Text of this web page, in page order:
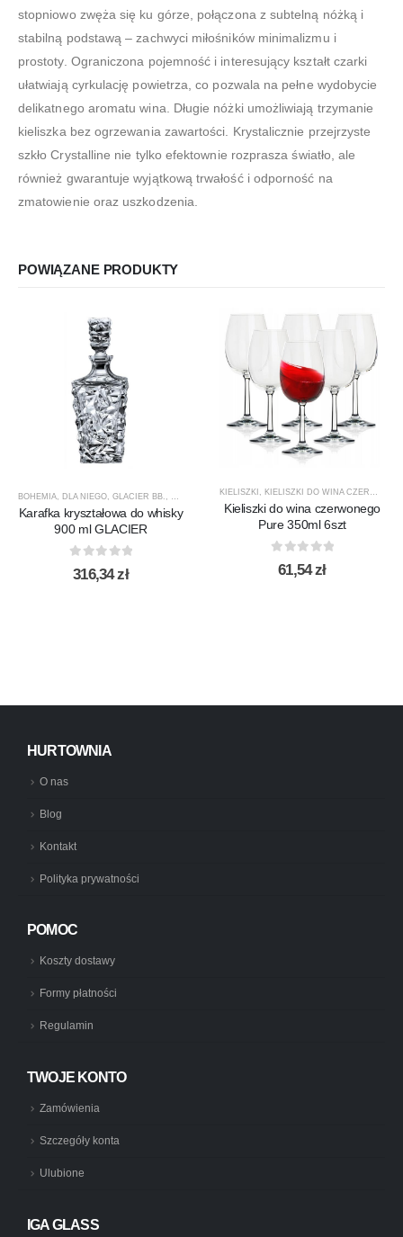
stopniowo zwęża się ku górze, połączona z subtelną nóżką i
stabilną podstawą – zachwyci miłośników minimalizmu i
prostoty. Ograniczona pojemność i interesujący kształt czarki
ułatwiają cyrkulację powietrza, co pozwala na pełne wydobycie
delikatnego aromatu wina. Długie nóżki umożliwiają trzymanie
kieliszka bez ogrzewania zawartości. Krystalicznie przejrzyste
szkło Crystalline nie tylko efektownie rozprasza światło, ale
również gwarantuje wyjątkową trwałość i odporność na
zmatowienie oraz uszkodzenia.
POWIĄZANE PRODUKTY
BOHEMIA, DLA NIEGO, GLACIER BB. , KARAFKI KARAFKI DO WHISKY, PREZENTY,
Karafka kryształowa do whisky
900 ml GLACIER
0out of 5
316,34zł
KIELISZKI , KIELISZKI DO WINA CZERWONEGO
Kieliszki do wina czerwonego
Pure 350ml 6szt
out of 5
61,54zł
HURTOWNIA
O nas
Blog
Kontakt
Polityka prywatności
POMOC
Koszty dostawy
Formy płatności
Regulamin
TWOJE KONTO
Zamówienia
Szczegóły konta
Ulubione
IGA GLASS